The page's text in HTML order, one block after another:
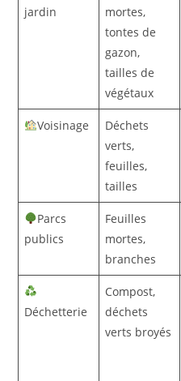
jardin
mortes,
tontes de
gazon,
tailles de
végétaux
Voisinage
Déchets
verts,
feuilles,
tailles
Parcs
publics
Feuilles
mortes,
branches
Déchetterie
Compost,
déchets
verts broyés